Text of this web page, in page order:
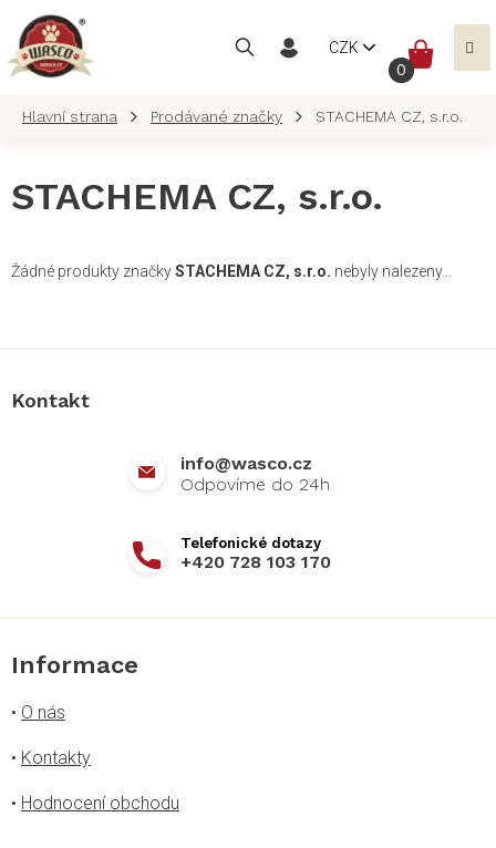
obsah
CZK
Prodávané značky STACHEMA CZ, s.r.o.
STACHEMA CZ, s.r.o.
Žádné produkty značkySTACHEMA CZ, s.r.o. nebyly nalezeny...
Kontakt
info@wasco.cz
+420 728 103 170
Informace
• O nás
• Kontakty
• Hodnocení obchodu